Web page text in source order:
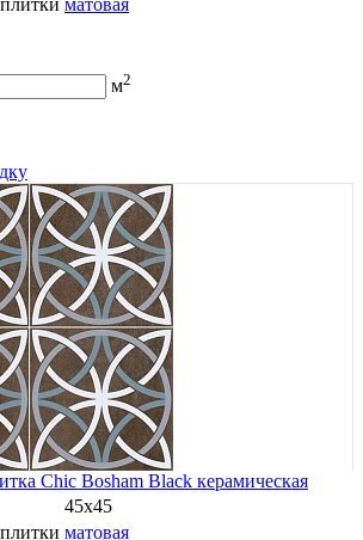
матовая
м2
Chic Bosham Black керамическая
45x45
матовая